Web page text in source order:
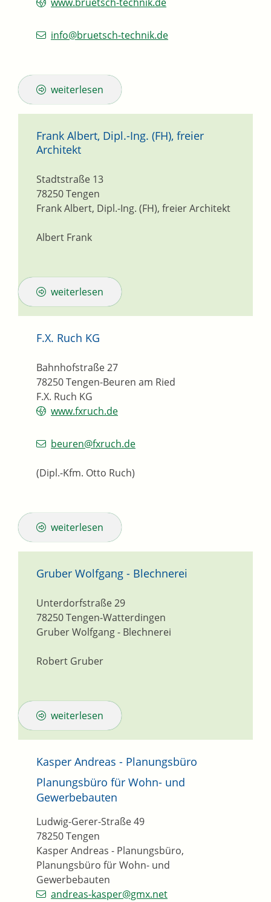
info@bruetsch-technik.de
weiterlesen
Frank Albert, Dipl.-Ing. (FH), freier
Architekt
Frank Albert, Dipl.-Ing. (FH), freier Architekt
Stadtstraße 13
78250Tengen
Albert Frank
weiterlesen
F.X. Ruch KG
F.X. Ruch KG
Bahnhofstraße 27
78250Tengen-Beuren am Ried
www.fxruch.de
beuren@fxruch.de
(Dipl.-Kfm. Otto Ruch)
weiterlesen
Gruber Wolfgang - Blechnerei
Gruber Wolfgang - Blechnerei
Unterdorfstraße 29
78250Tengen-Watterdingen
Robert Gruber
weiterlesen
Kasper Andreas - Planungsbüro
Planungsbüro für Wohn- und
Gewerbebauten
Kasper Andreas - Planungsbüro,
Planungsbüro für Wohn- und
Gewerbebauten
Ludwig-Gerer-Straße 49
78250Tengen
andreas-kasper@gmx.net